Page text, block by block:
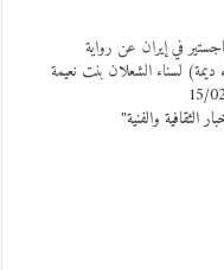
في إيران عن رواية
لسناء الشعلان بنت نعيمة
والفنية"